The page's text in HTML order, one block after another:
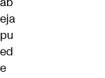
eja
pu
ed
e